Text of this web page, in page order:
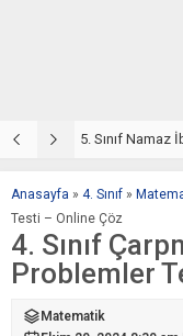
5. Sınıf Namaz
Anasayfa » 4. Sınıf »
Testi – Online Çöz
4. Sınıf
Problemler
Matematik